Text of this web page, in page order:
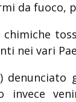
da fuoco,
nei vari
denunciato
invece